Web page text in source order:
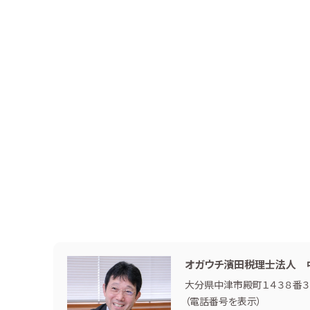
オガウチ濱田税理士法人
大分県中津市殿町１４３８番３
（電話番号を表示）